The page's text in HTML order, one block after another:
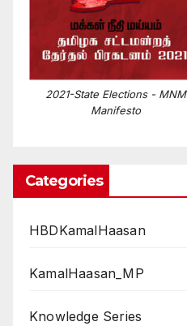
2021-State Elections - MNM
Manifesto
Categories
HBDKamalHaasan
KamalHaasan_MP
Knowledge Series